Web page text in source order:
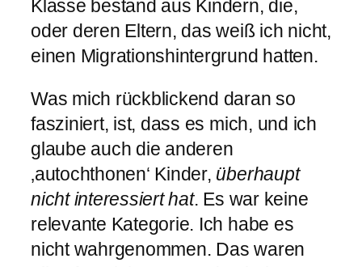
Klasse bestand aus Kindern, die,
oder deren Eltern, das weiß ich nicht,
einen Migrationshintergrund hatten.
Was mich rückblickend daran so
fasziniert, ist, dass es mich, und ich
glaube auch die anderen
‚autochthonen‘ Kinder, überhaupt
nicht interessiert hat. Es war keine
relevante Kategorie. Ich habe es
nicht wahrgenommen. Das waren